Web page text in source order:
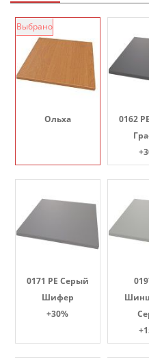
Ольха
Выбрано
0162
0171 PE Серый
Шифер
+30%